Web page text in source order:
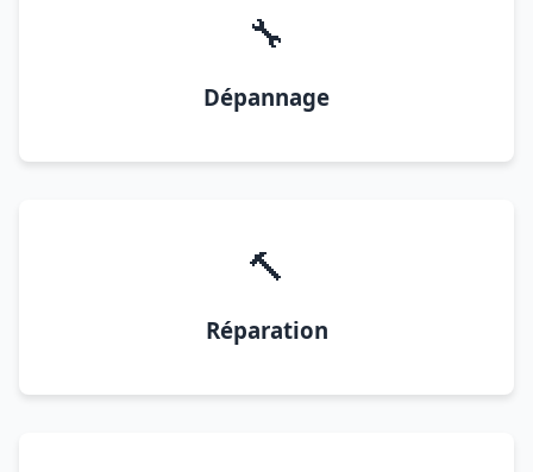
🔧
Dépannage
🔨
Réparation